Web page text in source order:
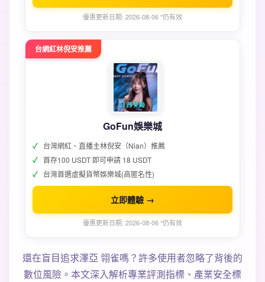
優惠更新日期: 2026-08-06 *仍有效
台網紅林倪安推薦
GoFun娛樂城
台灣網紅、直播主林倪安（Nian）推薦
首存100 USDT 即可申請 18 USDT
台灣首選虛擬貨幣娛樂城(高匿名性)
立即體驗 →
優惠更新日期: 2026-08-06 *仍有效
還在盲目追求澤亞 翎雀嗎？許多使用者忽略了背後的
數位風險。本文深入解析專業評測指標、產業安全標